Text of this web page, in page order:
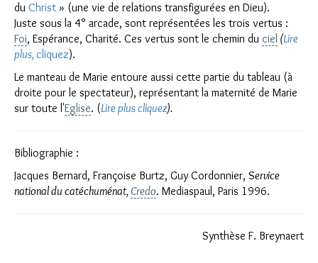
du Christ » (une vie de relations transfigurées en Dieu).
Juste sous la 4° arcade, sont représentées les trois vertus :
Foi, Espérance, Charité. Ces vertus sont le chemin du ciel (Lire
plus,cliquez).
Le manteau de Marie entoure aussi cette partie du tableau (à
droite pour le spectateur), représentant la maternité de Marie
sur toute l'Eglise. (Lire plus cliquez).
Bibliographie :
Jacques Bernard, Françoise Burtz, Guy Cordonnier, Service
national du catéchuménat,Credo. Mediaspaul, Paris 1996.
Synthèse F. Breynaert